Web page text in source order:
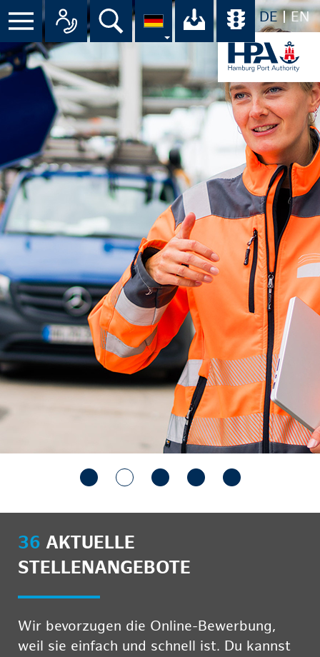
DE EN
Suche Ihr Download-
36 AKTUELLE
STELLENANGEBOTE
Wir bevorzugen die Online-Bewerbung,
weil sie einfach und schnell ist. Du kannst